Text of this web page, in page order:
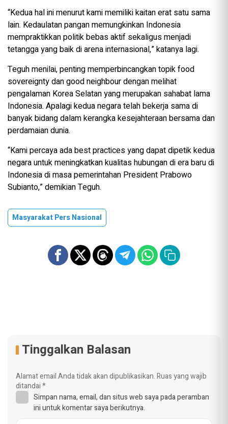
“Kedua hal ini menurut kami memiliki kaitan erat satu sama
lain. Kedaulatan pangan memungkinkan Indonesia
mempraktikkan politik bebas aktif sekaligus menjadi
tetangga yang baik di arena internasional,” katanya lagi.
Teguh menilai, penting memperbincangkan topik food
sovereignty dan good neighbour dengan melihat
pengalaman Korea Selatan yang merupakan sahabat lama
Indonesia. Apalagi kedua negara telah bekerja sama di
banyak bidang dalam kerangka kesejahteraan bersama dan
perdamaian dunia.
“Kami percaya ada best practices yang dapat dipetik kedua
negara untuk meningkatkan kualitas hubungan di era baru di
Indonesia di masa pemerintahan President Prabowo
Subianto,” demikian Teguh.
Masyarakat Pers Nasional
Tinggalkan Balasan
Alamat email Anda tidak akan dipublikasikan.Ruas yang wajib
ditandai*
Simpan nama, email, dan situs web saya pada peramban
ini untuk komentar saya berikutnya.